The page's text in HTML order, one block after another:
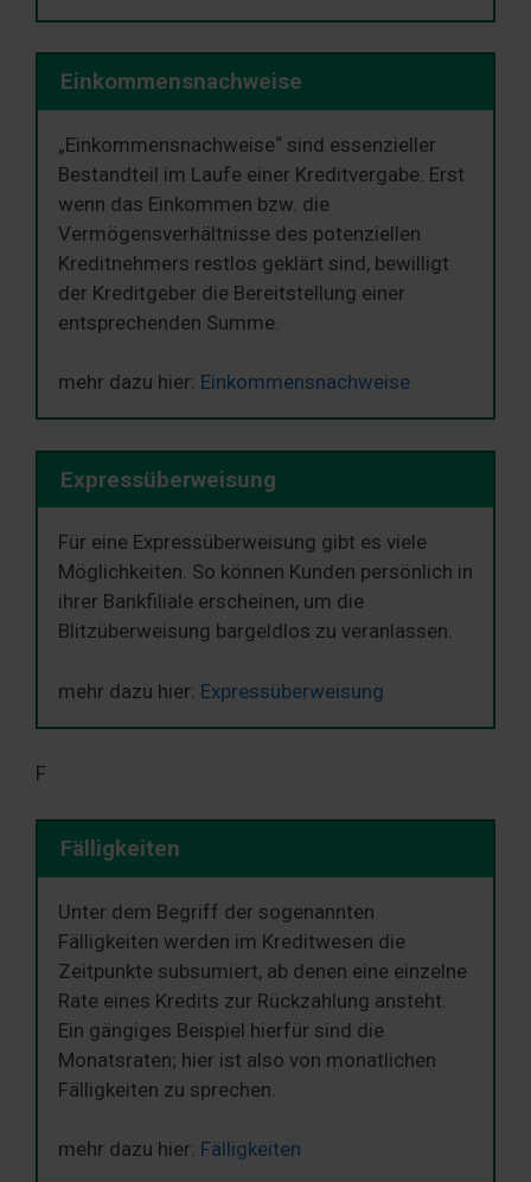
Einkommensnachweise
„Einkommensnachweise“ sind essenzieller
Bestandteil im Laufe einer Kreditvergabe. Erst
wenn das Einkommen bzw. die
Vermögensverhältnisse des potenziellen
Kreditnehmers restlos geklärt sind, bewilligt
der Kreditgeber die Bereitstellung einer
entsprechenden Summe.
mehr dazu hier: Einkommensnachweise
Expressüberweisung
Für eine Expressüberweisung gibt es viele
Möglichkeiten. So können Kunden persönlich in
ihrer Bankfiliale erscheinen, um die
Blitzüberweisung bargeldlos zu veranlassen.
mehr dazu hier: Expressüberweisung
F
Fälligkeiten
Unter dem Begriff der sogenannten
Fälligkeiten werden im Kreditwesen die
Zeitpunkte subsumiert, ab denen eine einzelne
Rate eines Kredits zur Rückzahlung ansteht.
Ein gängiges Beispiel hierfür sind die
Monatsraten; hier ist also von monatlichen
Fälligkeiten zu sprechen.
mehr dazu hier: Fälligkeiten